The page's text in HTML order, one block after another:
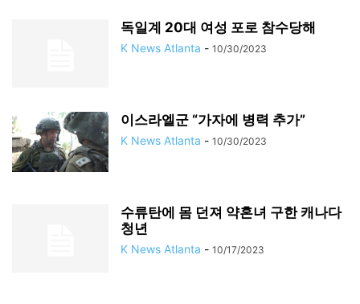
독일계 20대 여성 포로 참수당해
K News Atlanta - 10/30/2023
이스라엘군 “가자에 병력 추가”
K News Atlanta - 10/30/2023
수류탄에 몸 던져 약혼녀 구한 캐나다
청년
K News Atlanta - 10/17/2023